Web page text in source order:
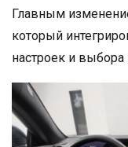
Главным
который
настроек и